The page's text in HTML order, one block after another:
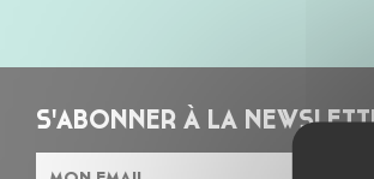
S'ABONNER À LA